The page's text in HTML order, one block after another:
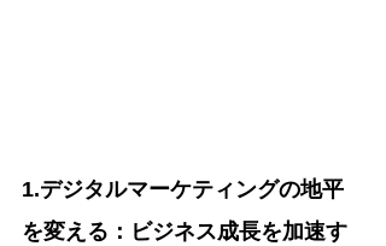
1.デジタルマーケティングの地平
を変える：ビジネス成長を加速す